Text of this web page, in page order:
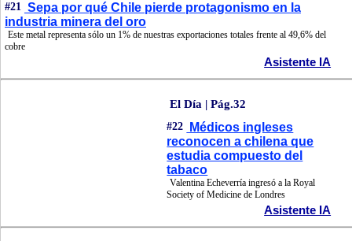
#21 Sepa por qué Chile pierde protagonismo en la
industria minera del oro
Este metal representa sólo un 1% de nuestras exportaciones totales frente al 49,6% del
cobre
Asistente IA
El Día | Pág.32
#22
Médicos ingleses
reconocen a chilena que
estudia compuesto del
tabaco
Valentina Echeverría ingresó a la Royal
Society of Medicine de Londres
Asistente IA